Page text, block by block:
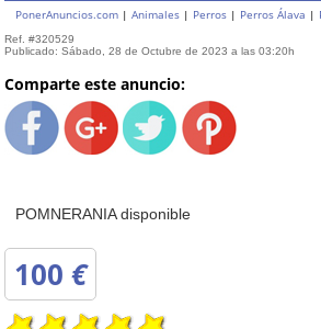
PonerAnuncios.com |Animales | Perros | Perros Álava |
Ref. #320529
Publicado: Sábado, 28 de Octubre de 2023 a las 03:20h
Comparte este anuncio:
POMNERANIA disponible
100€